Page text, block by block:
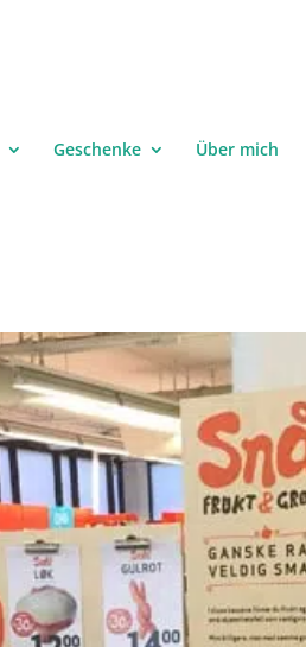
Geschenke Über mich